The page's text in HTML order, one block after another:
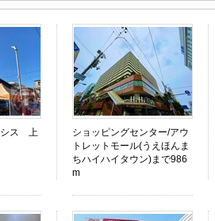
シス 上
ショッピングセンター/アウ
トレットモール(うえほんま
ちハイハイタウン)まで986
m